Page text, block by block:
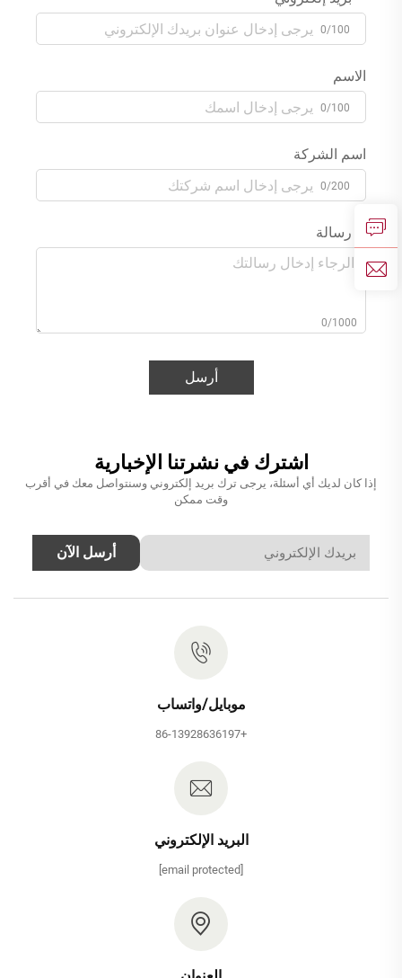
0/100
الاسم
0/100
اسم الشركة
0/200
رسالة
0/1000
أرسل
اشترك في نشرتنا الإخبارية
إذا كان لديك أي أسئلة، يرجى ترك بريد إلكتروني وسنتواصل معك في أقرب
وقت ممكن
أرسل الآن
موبايل/واتساب
+86-13928636197
البريد الإلكتروني